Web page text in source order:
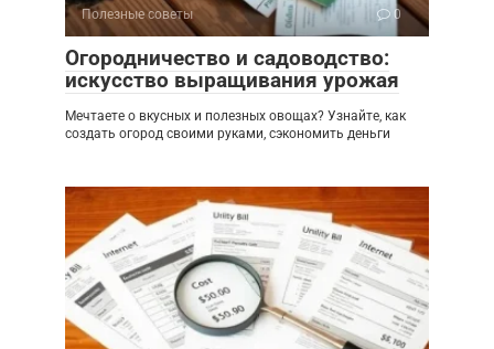
Полезные советы 0
Огородничество и садоводство:
искусство выращивания урожая
Мечтаете о вкусных и полезных овощах? Узнайте, как
создать огород своими руками, сэкономить деньги